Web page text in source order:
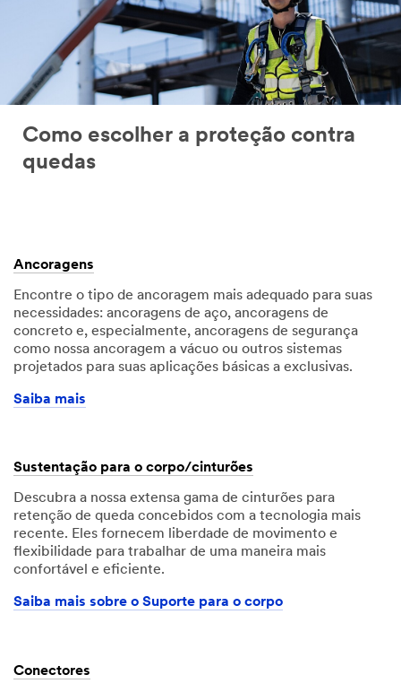
Como escolher a proteção contra
quedas
Ancoragens
Encontre o tipo de ancoragem mais adequado para suas
necessidades: ancoragens de aço, ancoragens de
concreto e, especialmente, ancoragens de segurança
como nossa ancoragem a vácuo ou outros sistemas
projetados para suas aplicações básicas a exclusivas.
Saiba mais
Sustentação para o corpo/cinturões
Descubra a nossa extensa gama de cinturões para
retenção de queda concebidos com a tecnologia mais
recente. Eles fornecem liberdade de movimento e
flexibilidade para trabalhar de uma maneira mais
confortável e eficiente.
Saiba mais sobre o Suporte para o corpo
Conectores